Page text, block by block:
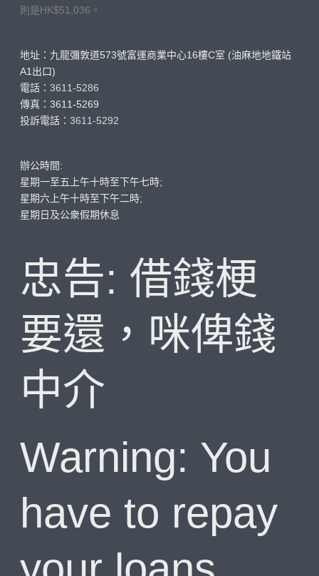
則是HK$51,036。
地址：九龍彌敦道573號富運商業中心16樓C室 (油麻地地鐵站
A1出口)
電話：3611-5286
傳真：3611-5269
投訴電話：3611-5292
辦公時間:
星期一至五上午十時至下午七時;
星期六上午十時至下午二時;
星期日及公衆假期休息
忠告: 借錢梗
要還，咪俾錢
中介
Warning: You
have to repay